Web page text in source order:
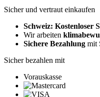
Sicher und vertraut einkaufen
Schweiz: Kostenloser
Wir arbeiten
Sichere Bezahlung mit
Sicher bezahlen mit
Vorauskasse